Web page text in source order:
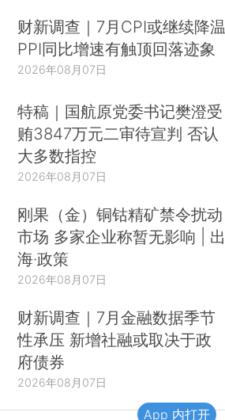
财新调查｜7月CPI或继续降温
PPI同比增速有触顶回落迹象
2026年08月07日
特稿｜国航原党委书记樊澄受
贿3847万元二审待宣判 否认
大多数指控
2026年08月07日
刚果（金）铜钴精矿禁令扰动
市场 多家企业称暂无影响 | 出
海·政策
2026年08月07日
财新调查｜7月金融数据季节
性承压 新增社融或取决于政
府债券
2026年08月07日
App 内打开